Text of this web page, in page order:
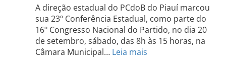
do
Sul
dia
A direção estadual do PCdoB do Piauí marcou
sua 23º Conferência Estadual, como parte do
16º Congresso Nacional do Partido, no dia 20
de setembro, sábado, das 8h às 15 horas, na
Câmara Municipal… Leia mais